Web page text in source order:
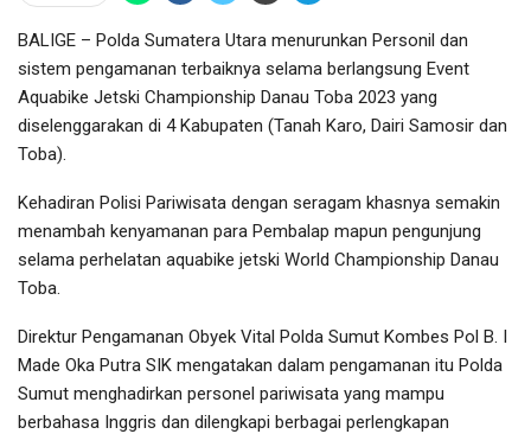
BALIGE – Polda Sumatera Utara menurunkan Personil dan
sistem pengamanan terbaiknya selama berlangsung Event
Aquabike Jetski Championship Danau Toba 2023 yang
diselenggarakan di 4 Kabupaten (Tanah Karo, Dairi Samosir dan
Toba).
Kehadiran Polisi Pariwisata dengan seragam khasnya semakin
menambah kenyamanan para Pembalap mapun pengunjung
selama perhelatan aquabike jetski World Championship Danau
Toba.
Direktur Pengamanan Obyek Vital Polda Sumut Kombes Pol B. I
Made Oka Putra SIK mengatakan dalam pengamanan itu Polda
Sumut menghadirkan personel pariwisata yang mampu
berbahasa Inggris dan dilengkapi berbagai perlengkapan